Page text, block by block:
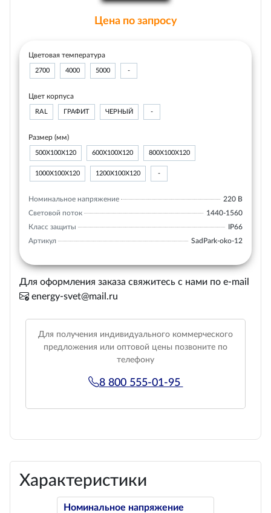
Цена по запросу
Цветовая температура
2700 4000 5000 -
Цвет корпуса
RAL ГРАФИТ ЧЕРНЫЙ -
Размер (мм)
500Х100Х120 600Х100Х120 800Х100Х120
1000Х100Х120 1200Х100Х120 -
Номинальное напряжение
220 В
Световой поток
1440-1560
Класс защиты
IP66
Артикул
SadPark-oko-12
Для оформления заказа свяжитесь с нами по e-mail
energy-svet@mail.ru
Для получения индивидуального коммерческого
предложения или оптовой цены позвоните по
телефону
8 800 555-01-95
Характеристики
Номинальное напряжение